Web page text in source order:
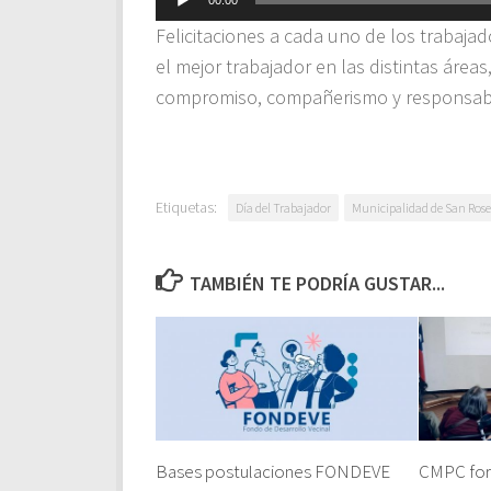
de
Felicitaciones a cada uno de los
el mejor trabajador en las distintas
compromiso, compañerismo y
Etiquetas: Día del Trabajador Municipalidad de San
TAMBIÉN TE PODRÍA GUSTAR...
Bases postulaciones FONDEVE
CMPC